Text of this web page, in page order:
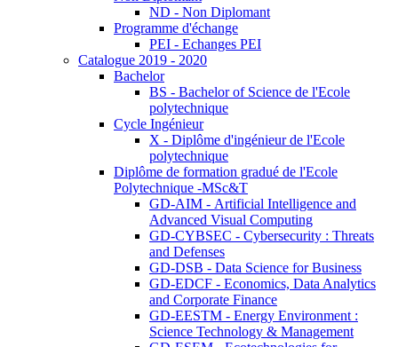
ND - Non Diplomant
Programme d'échange
PEI - Echanges PEI
Catalogue 2019 - 2020
Bachelor
BS - Bachelor of Science de l'Ecole
polytechnique
Cycle Ingénieur
X - Diplôme d'ingénieur de l'Ecole
polytechnique
Diplôme de formation gradué de l'Ecole
Polytechnique -MSc&T
GD-AIM - Artificial Intelligence and
Advanced Visual Computing
GD-CYBSEC - Cybersecurity : Threats
and Defenses
GD-DSB - Data Science for Business
GD-EDCF - Economics, Data Analytics
and Corporate Finance
GD-EESTM - Energy Environment :
Science Technology & Management